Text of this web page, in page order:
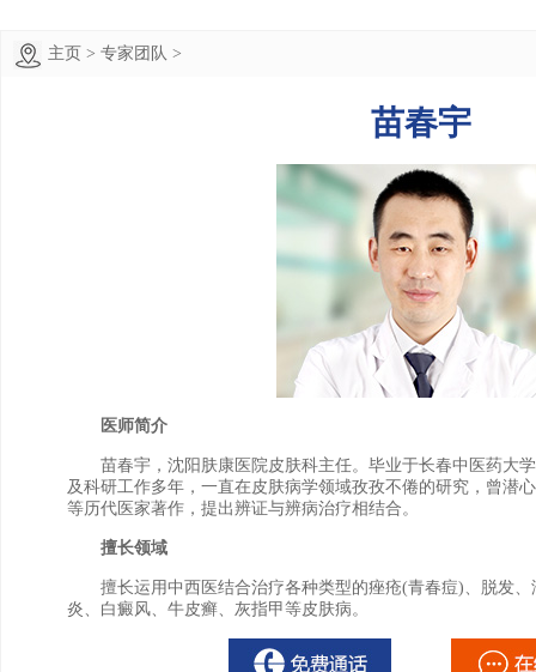
主页 > 专家团队 >
苗春宇
医师简介
苗春宇，沈阳肤康医院皮肤科主任。毕业于长春中医药大学
及科研工作多年，一直在皮肤病学领域孜孜不倦的研究，曾潜
等历代医家著作，提出辨证与辨病治疗相结合。
擅长领域
擅长运用中西医结合治疗各种类型的痤疮(青春痘)、脱发、
炎、白癜风、牛皮癣、灰指甲等皮肤病。